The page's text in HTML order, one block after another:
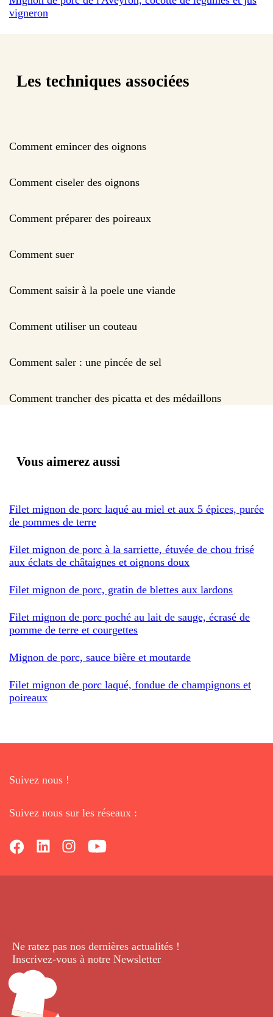
vigneron
Les techniques associées
Comment emincer des oignons
Comment ciseler des oignons
Comment préparer des poireaux
Comment suer
Comment saisir à la poele une viande
Comment utiliser un couteau
Comment saler : une pincée de sel
Comment trancher des picatta et des médaillons
Vous aimerez aussi
Filet mignon de porc laqué au miel et aux 5 épices, purée
de pommes de terre
Filet mignon de porc à la sarriette, étuvée de chou frisé
aux éclats de châtaignes et oignons doux
Filet mignon de porc, gratin de blettes aux lardons
Filet mignon de porc poché au lait de sauge, écrasé de
pomme de terre et courgettes
Mignon de porc, sauce bière et moutarde
Filet mignon de porc laqué, fondue de champignons et
poireaux
Suivez nous !
Suivez nous sur les réseaux :
Ne ratez pas nos dernières actualités !
Inscrivez-vous à notre Newsletter.